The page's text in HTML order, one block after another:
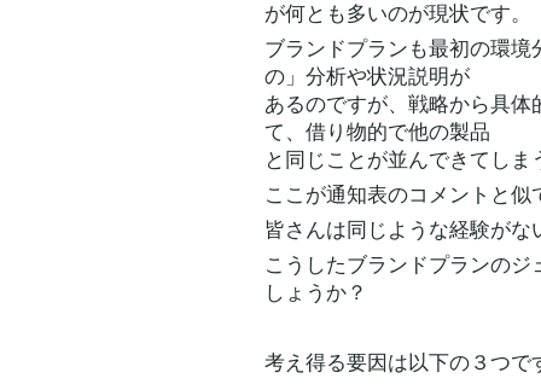
が何とも多いのが現状です。
ブランドプランも最初の環
の」分析や状況説明が
あるのですが、戦略から具
て、借り物的で他の製品
と同じことが並んできてしま
ここが通知表のコメントと
皆さんは同じような経験がな
こうしたブランドプランの
しょうか？
考え得る要因は以下の３つで